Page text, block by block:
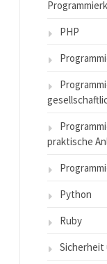
PHP
praktische
Python
Ruby